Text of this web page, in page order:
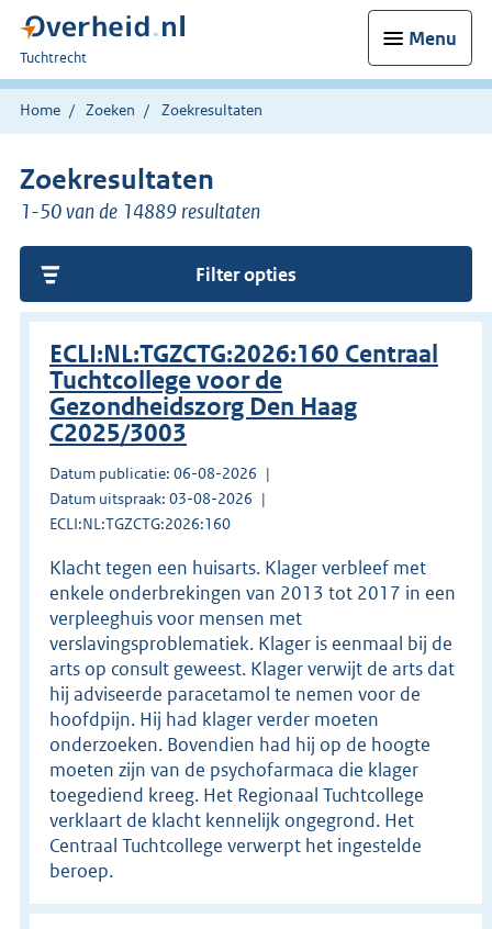
Menu
U
bent
hier:
Tuchtrecht
Home Zoeken Zoekresultaten
Zoekresultaten
1-50 van de 14889 resultaten
Filter opties
ECLI:NL:TGZCTG:2026:160 Centraal
Tuchtcollege voor de
Gezondheidszorg Den Haag
C2025/3003
Datum publicatie: 06-08-2026
Datum uitspraak: 03-08-2026
ECLI:NL:TGZCTG:2026:160
Klacht tegen een huisarts. Klager verbleef met
enkele onderbrekingen van 2013 tot 2017 in een
verpleeghuis voor mensen met
verslavingsproblematiek. Klager is eenmaal bij de
arts op consult geweest. Klager verwijt de arts dat
hij adviseerde paracetamol te nemen voor de
hoofdpijn. Hij had klager verder moeten
onderzoeken. Bovendien had hij op de hoogte
moeten zijn van de psychofarmaca die klager
toegediend kreeg. Het Regionaal Tuchtcollege
verklaart de klacht kennelijk ongegrond. Het
Centraal Tuchtcollege verwerpt het ingestelde
beroep.